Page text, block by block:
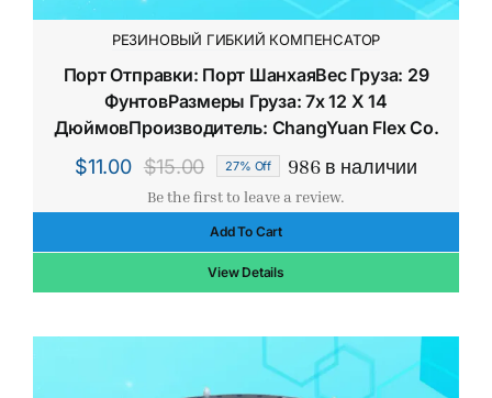
РЕЗИНОВЫЙ ГИБКИЙ КОМПЕНСАТОР
Порт Отправки: Порт ШанхаяВес Груза: 29
ФунтовРазмеры Груза: 7x 12 X 14
ДюймовПроизводитель: ChangYuan Flex Co.
$15.00
Первоначальная
цена
составляла
$15.00.
$11.00
Текущая
цена:
$11.00.
27% Off 986 в наличии
Be the first to leave a review.
Add To Cart
View Details